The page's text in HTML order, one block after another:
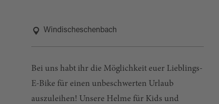
Windischeschenbach
Bei uns habt ihr die Möglichkeit euer Lieblings-
E-Bike für einen unbeschwerten Urlaub
auszuleihen! Unsere Helme für Kids und